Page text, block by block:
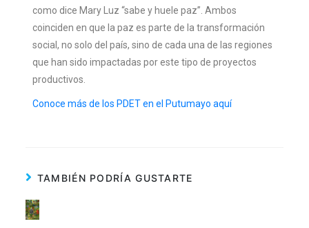
como dice Mary Luz “sabe y huele paz”. Ambos
coinciden en que la paz es parte de la transformación
social, no solo del país, sino de cada una de las regiones
que han sido impactadas por este tipo de proyectos
productivos.
Conoce más de los PDET en el Putumayo aquí
TAMBIÉN PODRÍA GUSTARTE